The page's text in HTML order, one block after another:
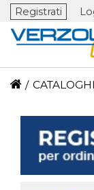
Registrati
/ CATALOGHI